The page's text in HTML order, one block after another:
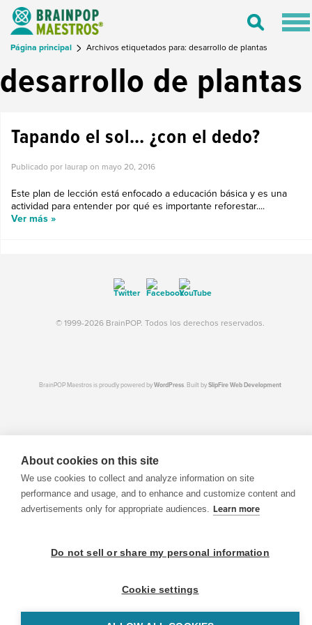
Toggle
Página principal Archivos etiquetados para: desarrollo de plantas
desarrollo de plantas
Tapando el sol… ¿con el dedo?
Publicado por laurap on mayo 20, 2016
Este plan de lección está enfocado a educación básica y es una
actividad para entender por qué es importante reforestar....
Ver más »
© 1999-2026 BrainPOP. Todos los derechos reservados.
BrainPOP Maestros is proudly powered byWordPress. Built bySlipFire Web Development
About cookies on this site
We use cookies to collect and analyze information on site
performance and usage, and to enhance and customize content and
advertisements only for appropriate audiences. Learn more
Do not sell or share my personal information
Cookie settings